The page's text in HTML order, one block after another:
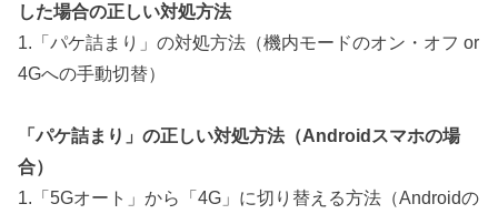
した場合の正しい対処方法
1.「パケ詰まり」の対処方法（機内モードのオン・オフ or
4Gへの手動切替）
「パケ詰まり」の正しい対処方法（Androidスマホの場
合）
1.「5Gオート」から「4G」に切り替える方法（Androidの